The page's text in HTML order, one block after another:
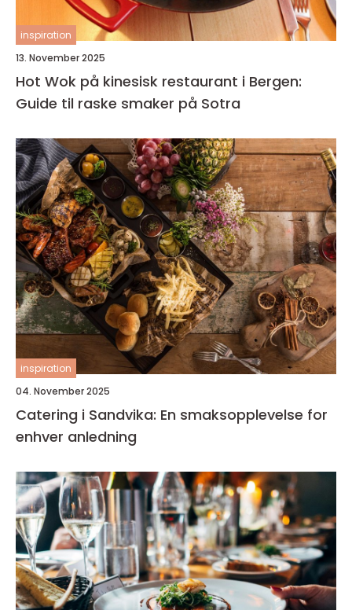
inspiration
13. November 2025
Hot Wok på kinesisk restaurant i Bergen:
Guide til raske smaker på Sotra
inspiration
04. November 2025
Catering i Sandvika: En smaksopplevelse for
enhver anledning